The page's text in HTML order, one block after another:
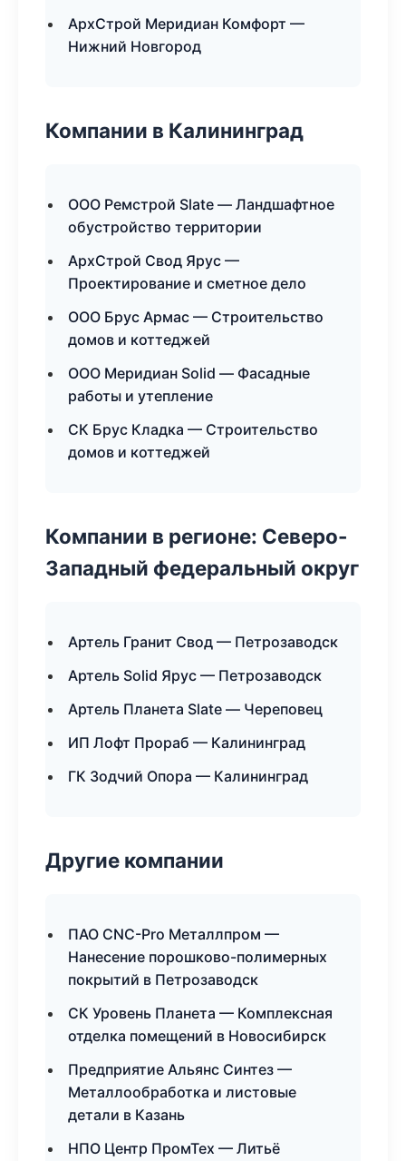
АрхСтрой Меридиан Комфорт —
Нижний Новгород
Компании в Калининград
ООО Ремстрой Slate — Ландшафтное
обустройство территории
АрхСтрой Свод Ярус —
Проектирование и сметное дело
ООО Брус Армас — Строительство
домов и коттеджей
ООО Меридиан Solid — Фасадные
работы и утепление
СК Брус Кладка — Строительство
домов и коттеджей
Компании в регионе: Северо-
Западный федеральный округ
Артель Гранит Свод — Петрозаводск
Артель Solid Ярус — Петрозаводск
Артель Планета Slate — Череповец
ИП Лофт Прораб — Калининград
ГК Зодчий Опора — Калининград
Другие компании
ПАО CNC-Pro Металлпром —
Нанесение порошково-полимерных
покрытий в Петрозаводск
СК Уровень Планета — Комплексная
отделка помещений в Новосибирск
Предприятие Альянс Синтез —
Металлообработка и листовые
детали в Казань
НПО Центр ПромТех — Литьё